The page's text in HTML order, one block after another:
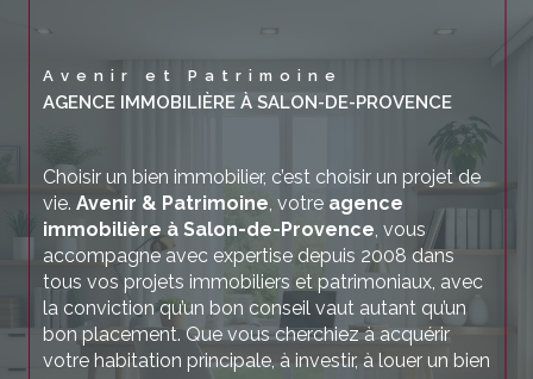
Avenir et Patrimoine
AGENCE IMMOBILIÈRE À SALON-DE-PROVENCE
Choisir un bien immobilier, c’est choisir un projet de
vie. Avenir & Patrimoine, votre agence
immobilière à Salon-de-Provence, vous
accompagne avec expertise depuis 2008 dans
tous vos projets immobiliers et patrimoniaux, avec
la conviction qu’un bon conseil vaut autant qu’un
bon placement. Que vous cherchiez à acquérir
votre habitation principale, à investir, à louer un bien